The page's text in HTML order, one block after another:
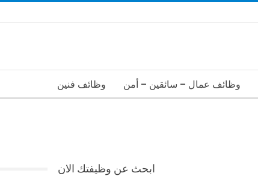
وظائف عمال – سائقين – أمن وظائف فنين
ابحث عن وظيفتك الان